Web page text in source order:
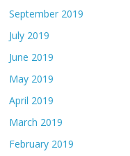
September 2019
July 2019
June 2019
May 2019
April 2019
March 2019
February 2019